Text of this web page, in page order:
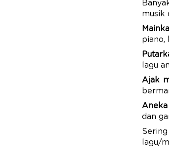
musik
piano,
lagu
Ajak
dan
lagu/